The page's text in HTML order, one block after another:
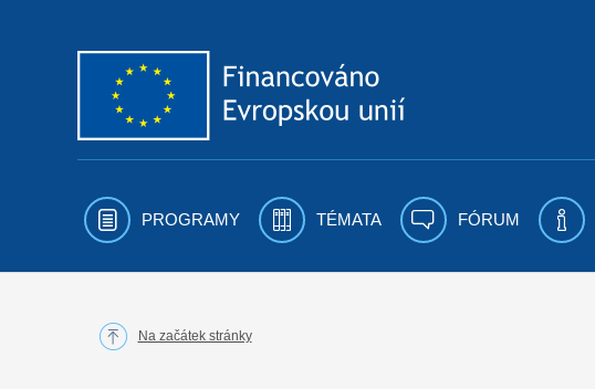
PROGRAMY TÉMATA FÓRUM
Na začátek stránky